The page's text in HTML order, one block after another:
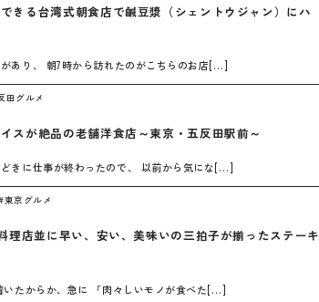
きる台湾式朝食店で鹹豆漿（シェントウジャン）にハ
あり、 朝7時から訪れたのがこちらのお店[…]
田グルメ
スが絶品の老舗洋食店～東京・五反田駅前～
きに仕事が終わったので、 以前から気にな[…]
東京グルメ
店並に早い、安い、美味いの三拍子が揃ったステーキ
いたからか、急に 「肉々しいモノが食べた[…]